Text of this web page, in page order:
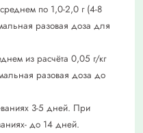
по 1,0-2,0 г (4-8
разовая доза для
из расчёта 0,05 г/кг
разовая доза до
3-5 дней. При
до 14 дней.